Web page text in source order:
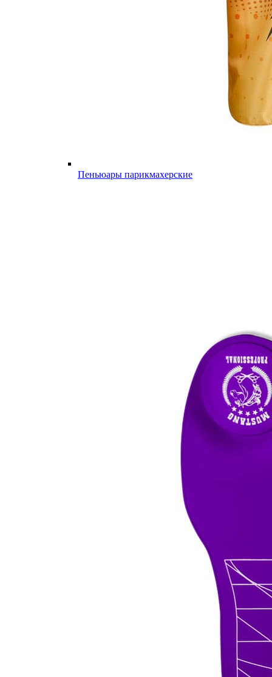
Пеньюары парикмахерские